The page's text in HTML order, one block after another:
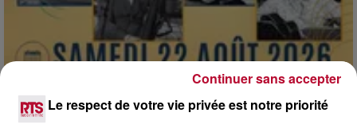
Le respect de votre vie privée est notre priorité
Continuer sans accepter